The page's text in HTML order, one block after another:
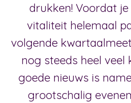
drukken! Voordat
vitaliteit helemaal
volgende
nog steeds heel veel
goede nieuws is
grootschalig